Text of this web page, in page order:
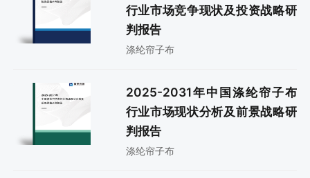
行业市场竞争现状及投资战略研
判报告
涤纶帘子布
2025-2031年中国涤纶帘子布
行业市场现状分析及前景战略研
判报告
涤纶帘子布